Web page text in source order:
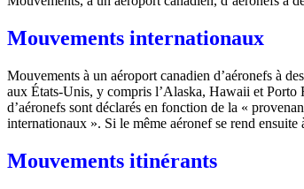
Mouvements internationaux
Mouvements à un aéroport canadien d’aéronefs à
aux États-Unis, y compris l’Alaska, Hawaii et Porto
d’aéronefs sont déclarés en fonction de la «
internationaux ». Si le même aéronef se rend
Mouvements itinérants